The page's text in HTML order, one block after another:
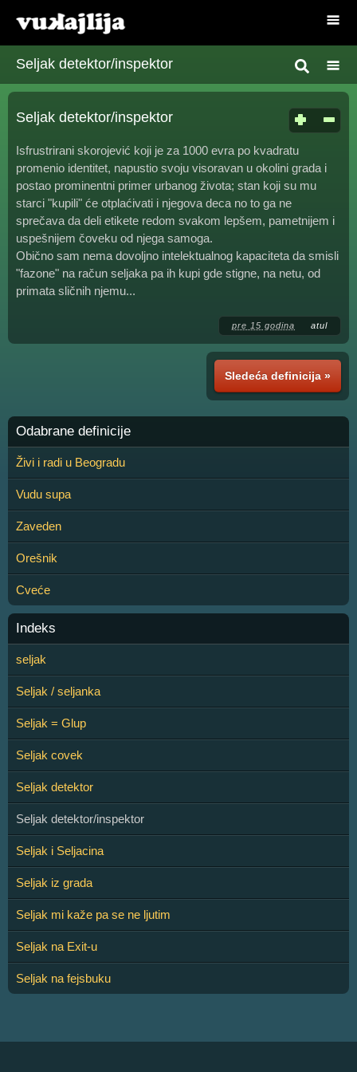
Seljak detektor/inspektor
Seljak detektor/inspektor
Isfrustrirani skorojević koji je za 1000 evra po kvadratu
promenio identitet, napustio svoju visoravan u okolini grada i
postao prominentni primer urbanog života; stan koji su mu
starci "kupili" će otplaćivati i njegova deca no to ga ne
sprečava da deli etikete redom svakom lepšem, pametnijem i
uspešnijem čoveku od njega samoga.
Obično sam nema dovoljno intelektualnog kapaciteta da smisli
"fazone" na račun seljaka pa ih kupi gde stigne, na netu, od
primata sličnih njemu...
pre 15 godina atul
Sledeća definicija »
Odabrane definicije
Živi i radi u Beogradu
Vudu supa
Zaveden
Orešnik
Cveće
Indeks
seljak
Seljak / seljanka
Seljak = Glup
Seljak covek
Seljak detektor
Seljak detektor/inspektor
Seljak i Seljacina
Seljak iz grada
Seljak mi kaže pa se ne ljutim
Seljak na Exit-u
Seljak na fejsbuku